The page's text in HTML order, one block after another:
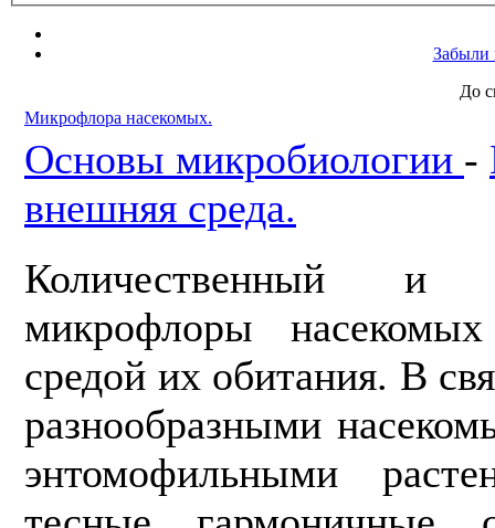
Забыли
До
Микрофлора насекомых.
Основы микробиологии -
внешняя среда.
Количественный и
микрофлоры
средой их обитания. В
разнообразными
энтомофильными